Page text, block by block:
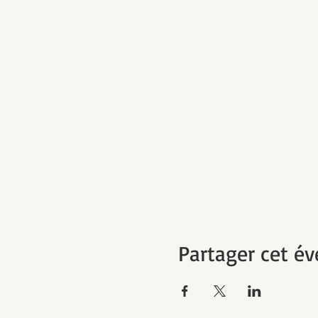
Partager cet